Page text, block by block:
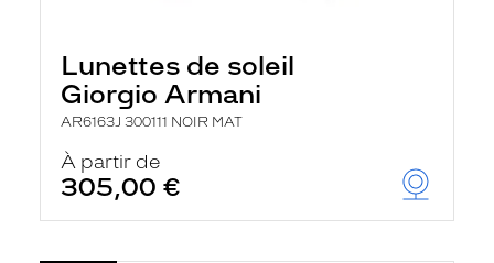
Lunettes de soleil
Giorgio Armani
AR6163J 300111 NOIR MAT
À partir de
305,00 €